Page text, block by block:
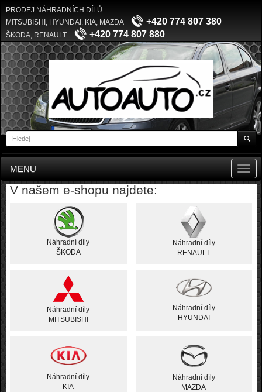
PRODEJ NÁHRADNÍCH DÍLŮ
MITSUBISHI, HYUNDAI, KIA, MAZDA
+420 774 807 380
ŠKODA, RENAULT +420 774 807 880
MENU
V našem e-shopu najdete:
Náhradní díly
ŠKODA
Náhradní díly
RENAULT
Náhradní díly
MITSUBISHI
Náhradní díly
HYUNDAI
Náhradní díly
KIA
Náhradní díly
MAZDA